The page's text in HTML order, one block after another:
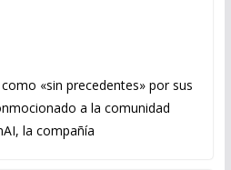
«sin precedentes» por sus
a la comunidad
la compañía